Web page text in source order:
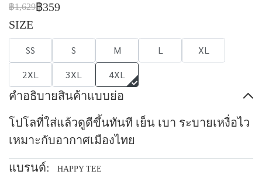
฿1,629฿359
SIZE
SS S M L
XL
2XL
3XL 4XL
คำอธิบายสินค้าแบบย่อ
โปโลที่ใส่แล้วดูดีขึ้นทันที เย็น เบา ระบายเหงื่อไว
เหมาะกับอากาศเมืองไทย
แบรนด์: HAPPY TEE